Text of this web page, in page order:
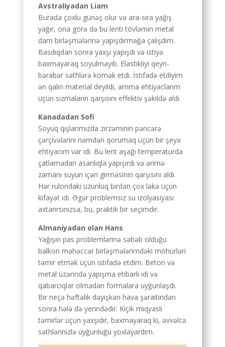
Avstraliyadan Liam
Burada çoxlu günəş olur və ara-sıra yağış
yağır, ona görə də bu lenti tövləmin metal
dam birləşmələrinə yapışdırmağa çalışdım.
Basdıqdan sonra yaxşı yapışdı və istiyə
baxmayaraq soyulmayıb. Elastikliyi qeyri-
bərabər səthlərə kömək etdi. İstifadə etdiyim
ən qalın material deyildi, amma ehtiyaclarım
üçün sızmaların qarşısını effektiv şəkildə aldı.
Kanadadan Sofi
Soyuq qışlarımızda zirzəminin pəncərə
çərçivələrini nəmdən qorumaq üçün bir şeyə
ehtiyacım var idi. Bu lent aşağı temperaturda
çatlamadan asanlıqla yapışırdı və ərimə
zamanı suyun içəri girməsinin qarşısını aldı.
Hər rulondakı uzunluq birdən çox ləkə üçün
kifayət idi. Əgər problemsiz su izolyasiyası
axtarırsınızsa, bu, praktik bir seçimdir.
Almaniyadan olan Hans
Yağışın pas problemlərinə səbəb olduğu
balkon məhəccər birləşmələrimdəki möhürləri
təmir etmək üçün istifadə etdim. Beton və
metal üzərində yapışma etibarlı idi və
qabarcıqlar olmadan formalara uyğunlaşdı.
Bir neçə həftəlik dəyişkən hava şəraitindən
sonra hələ də yerindədir. Kiçik miqyaslı
təmirlər üçün yaxşıdır, baxmayaraq ki, əvvəlcə
səthlərinizlə uyğunluğu yoxlayardım.